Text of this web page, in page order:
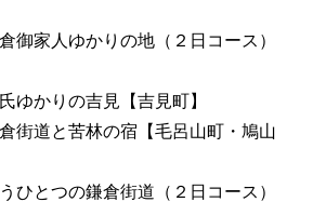
人ゆかりの地（２日コース）
ゆかりの吉見【吉見町】
街道と苦林の宿【毛呂山町・鳩山
ひとつの鎌倉街道（２日コース）